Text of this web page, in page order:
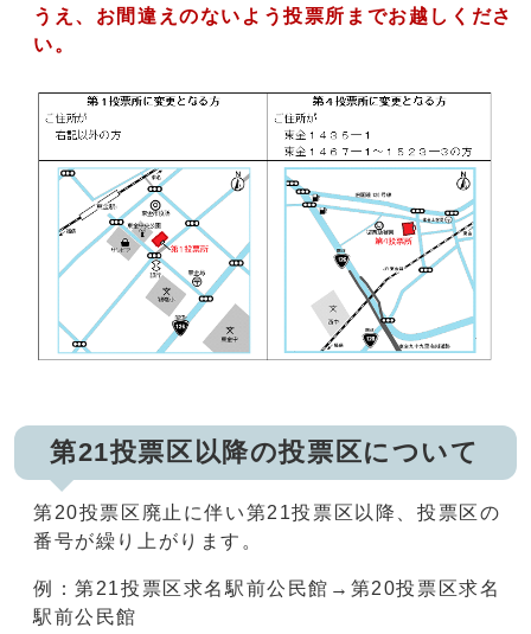
うえ、お間違えのないよう投票所までお越しくださ
い。
第21投票区以降の投票区について
第20投票区廃止に伴い第21投票区以降、投票区の
番号が繰り上がります。
例：第21投票区求名駅前公民館→第20投票区求名
駅前公民館